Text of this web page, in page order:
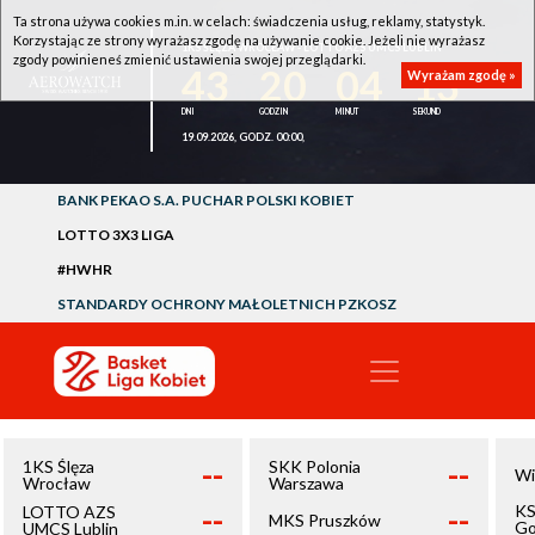
1KS ŚLĘZA WROCŁAW - LOTTO AZS UMCS LUBLIN
13
19.09.2026, GODZ. 00:00,
BANK PEKAO S.A. PUCHAR POLSKI KOBIET
LOTTO 3X3 LIGA
#HWHR
STANDARDY OCHRONY MAŁOLETNICH PZKOSZ
1KS Ślęza
Wrocław
--
LOTTO AZS
UMCS Lublin
--
SKK Polonia
Warszawa
--
MKS Pruszków --
Ta strona używa cookies m.in. w celach: świadczenia usług, reklamy, statystyk.
Korzystając ze strony wyrażasz zgodę na używanie cookie. Jeżeli nie wyrażasz
zgody powinieneś zmienić ustawienia swojej przeglądarki.
Wyrażam zgodę »